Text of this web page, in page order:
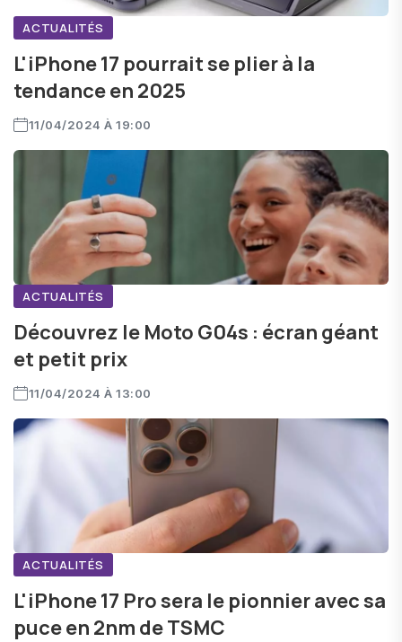
ACTUALITÉS
L'iPhone 17 pourrait se plier à la
tendance en 2025
11/04/2024 À 19:00
ACTUALITÉS
Découvrez le Moto G04s : écran géant
et petit prix
11/04/2024 À 13:00
ACTUALITÉS
L'iPhone 17 Pro sera le pionnier avec sa
puce en 2nm de TSMC